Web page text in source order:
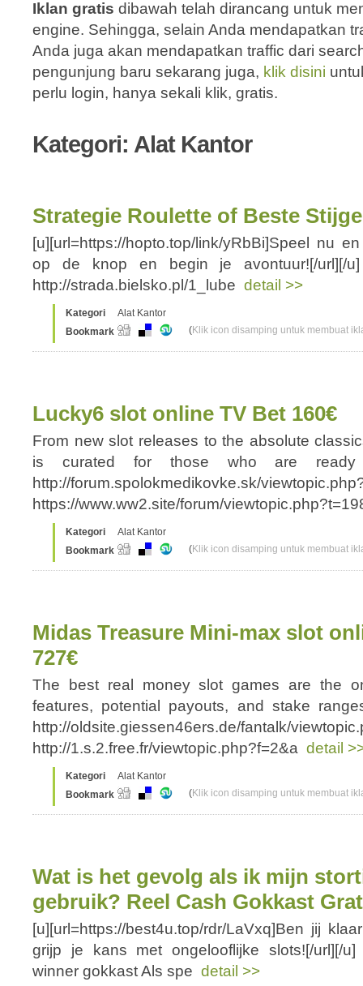
Iklan gratis dibawah telah dirancang untuk
engine. Sehingga, selain Anda mendapatkan
Anda juga akan mendapatkan traffic dari
pengunjung baru sekarang juga, klik disini
perlu login, hanya sekali klik, gratis.
Kategori: Alat Kantor
Strategie Roulette of Beste
[u][url=https://hopto.top/link/yRbBi]Speel nu
op de knop en begin je avontuur![/url][/
http://strada.bielsko.pl/1_lube detail >>
Kategori
Alat Kantor
Bookmark
(Klik icon disamping untuk membuat
Lucky6 slot online TV Bet 160€
From new slot releases to the absolute
is curated for those who are
http://forum.spolokmedikovke.sk/
https://www.ww2.site/forum/
Kategori
Alat Kantor
Bookmark
(Klik icon disamping untuk membuat
Midas Treasure Mini-max slot
727€
The best real money slot games are the
features, potential payouts, and stake
http://oldsite.giessen46ers.de/fantalk/
http://1.s.2.free.fr/viewtopic.php?f=2&a detail
Kategori
Alat Kantor
Bookmark
(Klik icon disamping untuk membuat
Wat is het gevolg als ik mijn
gebruik? Reel Cash Gokkast
[u][url=https://best4u.top/rdr/LaVxq]Ben jij
grijp je kans met ongelooflijke slots![/url][/
winner gokkast Als spe detail >>